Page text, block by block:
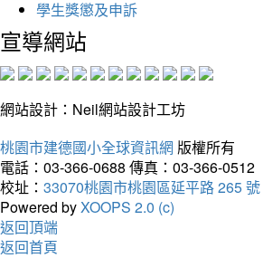
學生獎懲及申訴
宣導網站
網站設計：Neil網站設計工坊
桃園市建德國小全球資訊網 版權所有
電話：03-366-0688 傳真：03-366-0512
校址： 33070桃園市桃園區延平路 265 號
Powered byXOOPS 2.0 (c)
返回頂端
返回首頁